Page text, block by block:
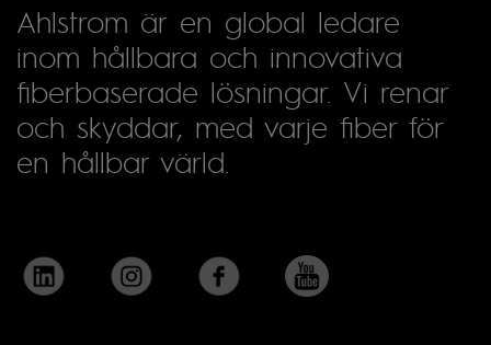
Ahlstrom är en global ledare
inom hållbara och innovativa
fiberbaserade lösningar. Vi renar
och skyddar, med varje fiber för
en hållbar värld.